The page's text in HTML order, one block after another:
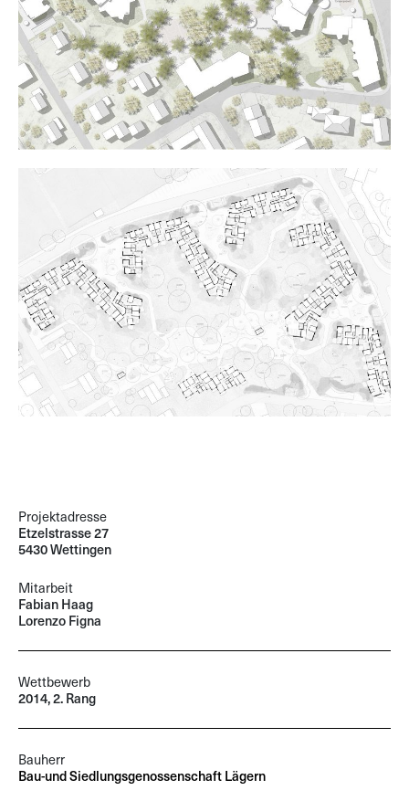
Projektadresse
Etzelstrasse 27
5430 Wettingen
Mitarbeit
Fabian Haag
Lorenzo Figna
Wettbewerb
2014, 2. Rang
Bauherr
Bau-und Siedlungsgenossenschaft Lägern